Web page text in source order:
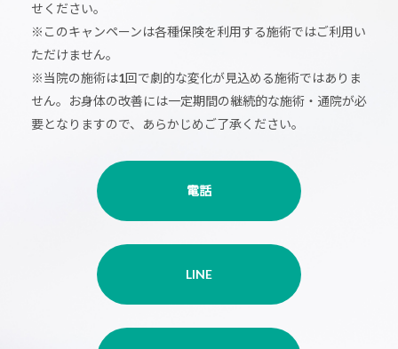
せください。
※このキャンペーンは各種保険を利用する施術ではご利用い
ただけません。
※当院の施術は1回で劇的な変化が見込める施術ではありま
せん。お身体の改善には一定期間の継続的な施術・通院が必
要となりますので、あらかじめご了承ください。
電話
LINE